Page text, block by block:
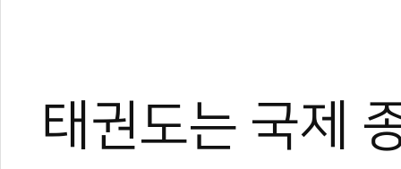
태권도는 국제